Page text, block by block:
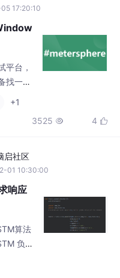
17:20:10
平台，
找一个
先在本
+1
3525  4 
启社区
01 10:30:00
响应
算法
负荷